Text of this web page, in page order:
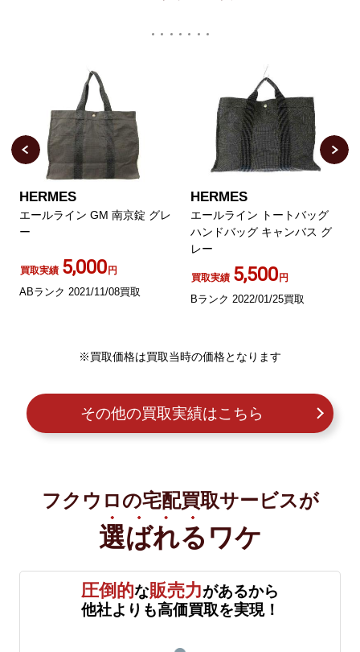
HERMES
エールライン GM 南京錠 グレ
ー
買取実績 5,000円
ABランク 2021/11/08買取
HERMES
エールライン トートバッグ
ハンドバッグ キャンバス グ
レー
買取実績 5,500円
Bランク 2022/01/25買取
※買取価格は買取当時の価格となります
その他の買取実績はこちら
フクウロの宅配買取サービスが
選ばれる ワケ
圧倒的な販売力があるから
他社よりも高価買取を実現！